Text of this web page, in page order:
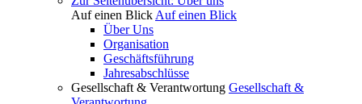
Auf einen Blick Auf einen Blick
Über Uns
Organisation
Geschäftsführung
Jahresabschlüsse
Gesellschaft & Verantwortung Gesellschaft &